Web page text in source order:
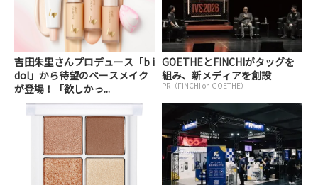
吉田朱里さんプロデュース「b i
dol」から待望のベースメイク
が登場！「欲しかっ...
GOETHEとFINCHIがタッグを
組み、新メディアを創設
PR（FINCHI on GOETHE）